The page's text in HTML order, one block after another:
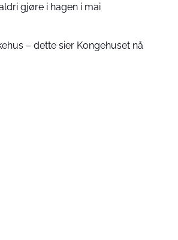
gjøre i hagen i mai
– dette sier Kongehuset nå